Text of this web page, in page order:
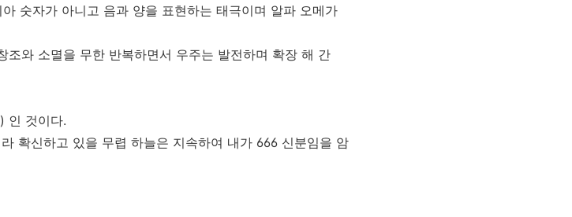
숫자가 아니고 음과 양을 표현하는 태극이며 알파 오메가
와 소멸을 무한 반복하면서 우주는 발전하며 확장 해 간
인 것이다.
확신하고 있을 무렵 하늘은 지속하여 내가 666 신분임을 암